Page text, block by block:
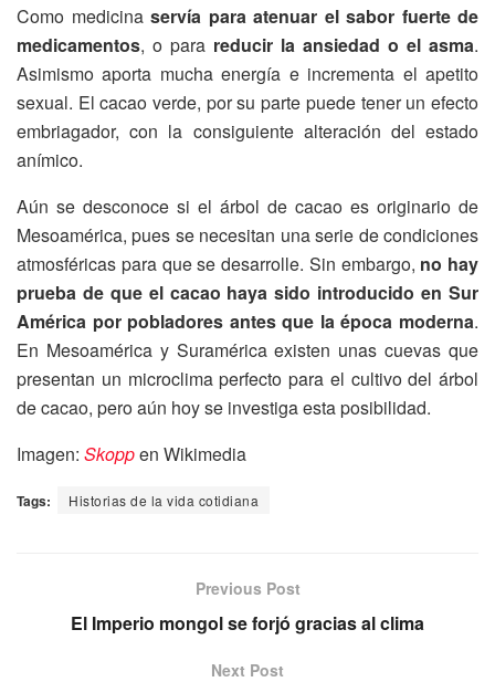
Como medicina servía para atenuar el sabor fuerte de
medicamentos, o para reducir la ansiedad o el asma.
Asimismo aporta mucha energía e incrementa el apetito
sexual. El cacao verde, por su parte puede tener un efecto
embriagador, con la consiguiente alteración del estado
anímico.
Aún se desconoce si el árbol de cacao es originario de
Mesoamérica, pues se necesitan una serie de condiciones
atmosféricas para que se desarrolle. Sin embargo, no hay
prueba de que el cacao haya sido introducido en Sur
América por pobladores antes que la época moderna.
En Mesoamérica y Suramérica existen unas cuevas que
presentan un microclima perfecto para el cultivo del árbol
de cacao, pero aún hoy se investiga esta posibilidad.
Imagen: Skoppen Wikimedia
Tags: Historias de la vida cotidiana
Previous Post
El Imperio mongol se forjó gracias al clima
Next Post